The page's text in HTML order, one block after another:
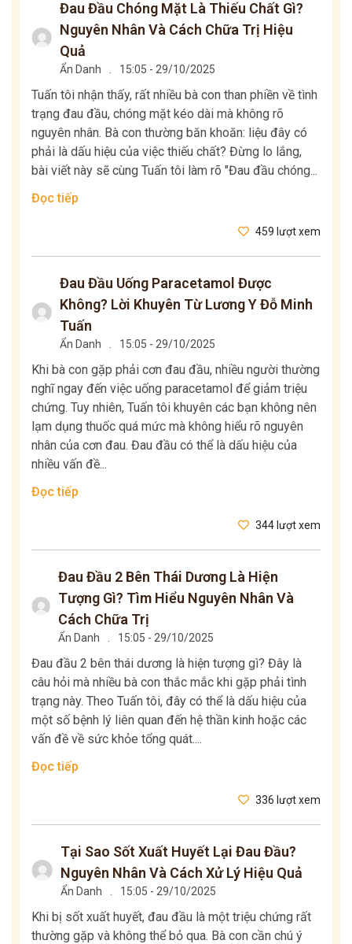
Đau Đầu Chóng Mặt Là Thiếu Chất Gì?
Nguyên Nhân Và Cách Chữa Trị Hiệu
Quả
Ẩn Danh 15:05 - 29/10/2025
Tuấn tôi nhận thấy, rất nhiều bà con than phiền về tình
trạng đau đầu, chóng mặt kéo dài mà không rõ
nguyên nhân. Bà con thường băn khoăn: liệu đây có
phải là dấu hiệu của việc thiếu chất? Đừng lo lắng,
bài viết này sẽ cùng Tuấn tôi làm rõ "Đau đầu chóng...
Đọc tiếp
459 lượt xem
Đau Đầu Uống Paracetamol Được
Không? Lời Khuyên Từ Lương Y Đỗ Minh
Tuấn
Ẩn Danh 15:05 - 29/10/2025
Khi bà con gặp phải cơn đau đầu, nhiều người thường
nghĩ ngay đến việc uống paracetamol để giảm triệu
chứng. Tuy nhiên, Tuấn tôi khuyên các bạn không nên
lạm dụng thuốc quá mức mà không hiểu rõ nguyên
nhân của cơn đau. Đau đầu có thể là dấu hiệu của
nhiều vấn đề...
Đọc tiếp
344 lượt xem
Đau Đầu 2 Bên Thái Dương Là Hiện
Tượng Gì? Tìm Hiểu Nguyên Nhân Và
Cách Chữa Trị
Ẩn Danh 15:05 - 29/10/2025
Đau đầu 2 bên thái dương là hiện tượng gì? Đây là
câu hỏi mà nhiều bà con thắc mắc khi gặp phải tình
trạng này. Theo Tuấn tôi, đây có thể là dấu hiệu của
một số bệnh lý liên quan đến hệ thần kinh hoặc các
vấn đề về sức khỏe tổng quát....
Đọc tiếp
336 lượt xem
Tại Sao Sốt Xuất Huyết Lại Đau Đầu?
Nguyên Nhân Và Cách Xử Lý Hiệu Quả
Ẩn Danh 15:05 - 29/10/2025
Khi bị sốt xuất huyết, đau đầu là một triệu chứng rất
thường gặp và không thể bỏ qua. Bà con cần chú ý